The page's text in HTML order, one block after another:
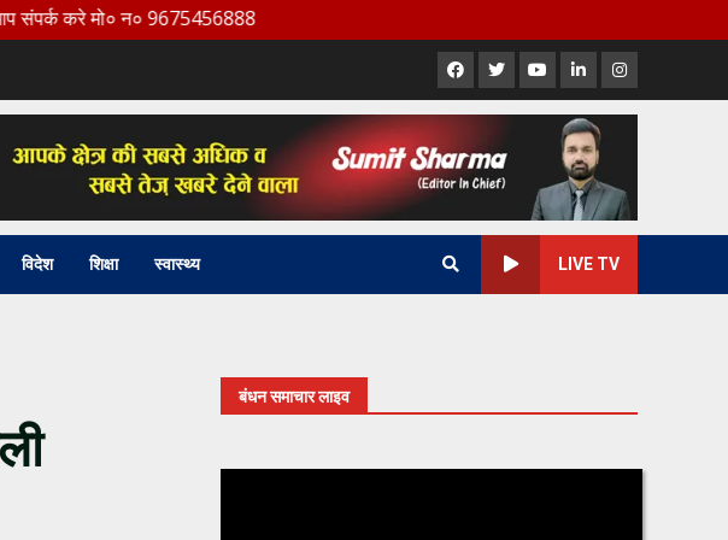
न० 9675456888
Facebook
X YoutubeLinkedInInstagram
विदेश शिक्षा स्वास्थ्य LIVE TV
बंधन समाचार लाइव